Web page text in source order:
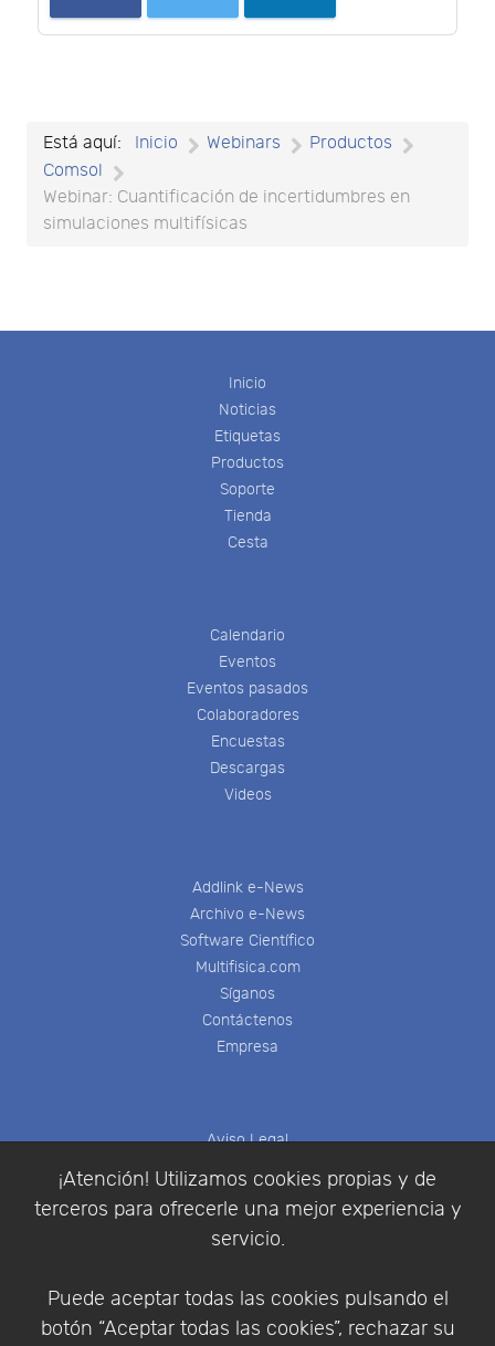
¡Atención! Utilizamos cookies propias y de
terceros para ofrecerle una mejor experiencia y
servicio.
Puede aceptar todas las cookies pulsando el
botón “Aceptar todas las cookies”, rechazar su
Está aquí: Inicio Webinars
Productos
Comsol
Webinar: Cuantificación de incertidumbres en
simulaciones multifísicas
Inicio
Noticias
Etiquetas
Productos
Soporte
Tienda
Cesta
Calendario
Eventos
Eventos pasados
Colaboradores
Encuestas
Descargas
Videos
Addlink e-News
Archivo e-News
Software Científico
Multifisica.com
Síganos
Contáctenos
Empresa
Aviso Legal
Condiciones de compra
Identificarse